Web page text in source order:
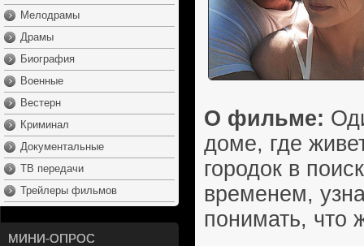
Мелодрамы
Драмы
Биография
Военные
Вестерн
Криминал
Документальные
ТВ передачи
Трейлеры фильмов
МИНИ-ОПРОС
О фильме:
доме, где
городок в
временем,
понимать, что